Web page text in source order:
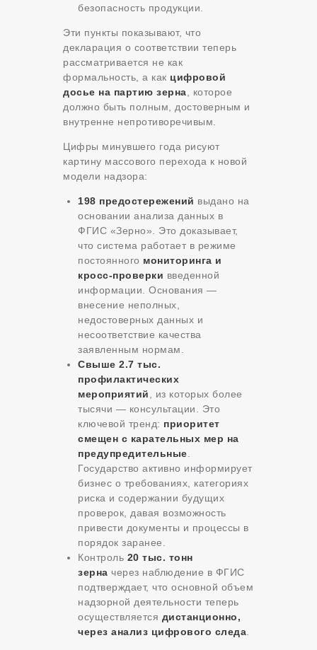
безопасность продукции.
Эти пункты показывают, что
декларация о соответствии теперь
рассматривается не как
формальность, а как цифровой
досье на партию зерна , которое
должно быть полным, достоверным и
внутренне непротиворечивым.
Цифры минувшего года рисуют
картину массового перехода к новой
модели надзора:
198 предостережений выдано на
основании анализа данных в
ФГИС «Зерно». Это доказывает,
что система работает в режиме
постоянного мониторинга и
кросс-проверки введенной
информации. Основания —
внесение неполных,
недостоверных данных и
несоответствие качества
заявленным нормам.
Свыше 2.7 тыс.
профилактических
мероприятий , из которых более
тысячи — консультации. Это
ключевой тренд: приоритет
смещен с карательных мер на
предупредительные
Государство активно информирует
бизнес о требованиях, категориях
риска и содержании будущих
проверок, давая возможность
привести документы и процессы в
порядок заранее.
Контроль 20 тыс. тонн
зерна через наблюдение в ФГИС
подтверждает, что основной объем
надзорной деятельности теперь
осуществляется дистанционно,
через анализ цифрового следа